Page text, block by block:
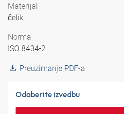
Materijal
čelik
Norma
ISO 8434-2
Preuzimanje PDF-a
Odaberite izvedbu